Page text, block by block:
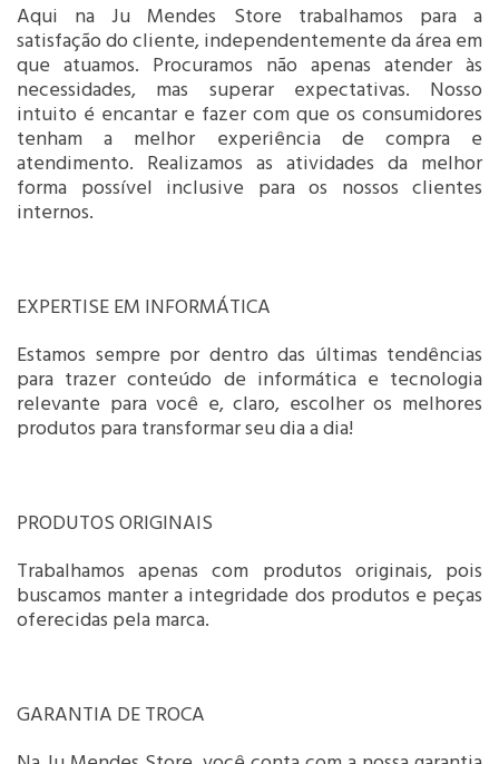
Aqui na Ju Mendes Store trabalhamos para a
satisfação do cliente, independentemente da área em
que atuamos. Procuramos não apenas atender às
necessidades, mas superar expectativas. Nosso
intuito é encantar e fazer com que os consumidores
tenham a melhor experiência de compra e
atendimento. Realizamos as atividades da melhor
forma possível inclusive para os nossos clientes
internos.
EXPERTISE EM INFORMÁTICA
Estamos sempre por dentro das últimas tendências
para trazer conteúdo de informática e tecnologia
relevante para você e, claro, escolher os melhores
produtos para transformar seu dia a dia!
PRODUTOS ORIGINAIS
Trabalhamos apenas com produtos originais, pois
buscamos manter a integridade dos produtos e peças
oferecidas pela marca.
GARANTIA DE TROCA